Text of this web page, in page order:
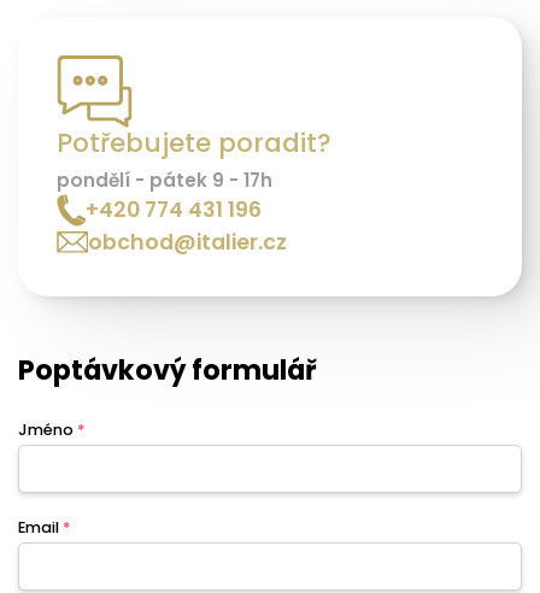
Potřebujete poradit?
pondělí - pátek 9 - 17h
+420 774 431 196
obchod@italier.cz
Poptávkový formulář
Jméno *
Email *